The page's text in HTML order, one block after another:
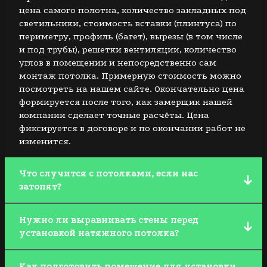
цена самого полотна, количество закладных под
светильники, стоимость вставки (плинтуса) по
периметру, профиль (багет), вырезы (в том числе
и под трубы), решетки вентиляции, количество
углов в помещении и непосредственно сам
монтаж потолка. Примерную стоимость можно
посмотреть на нашем сайте. Окончательно цена
формируется после того, как замерщик нашей
компании сделает точные расчёты. Цена
фиксируется в договоре и по окончании работ не
изменится.
Что случится с потолками, если нас
затопят?
квадратный метр. Это спасёт ваш ремонт в
случае затопления сверху. Если это произойдёт,
просто позвоните нам. Наша бригада приедет и
устранит проблему совершенно бесплатно.
Нужно ли выравнивать стены перед
установкой натяжного потолка?